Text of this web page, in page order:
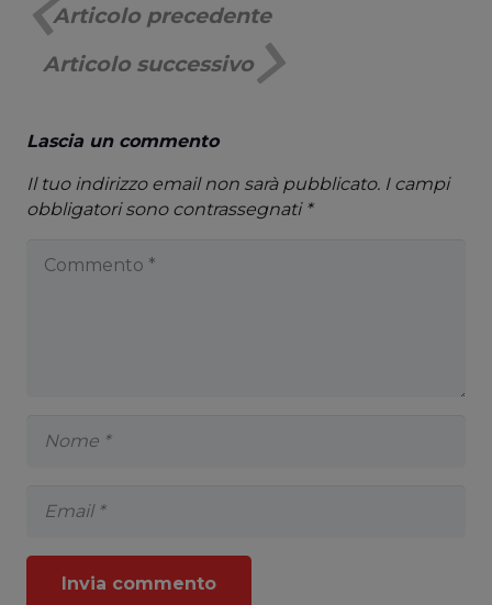
Articolo precedente
Articolo successivo
Lascia un commento
Il tuo indirizzo email non sarà pubblicato. I campi
obbligatori sono contrassegnati *
Invia commento